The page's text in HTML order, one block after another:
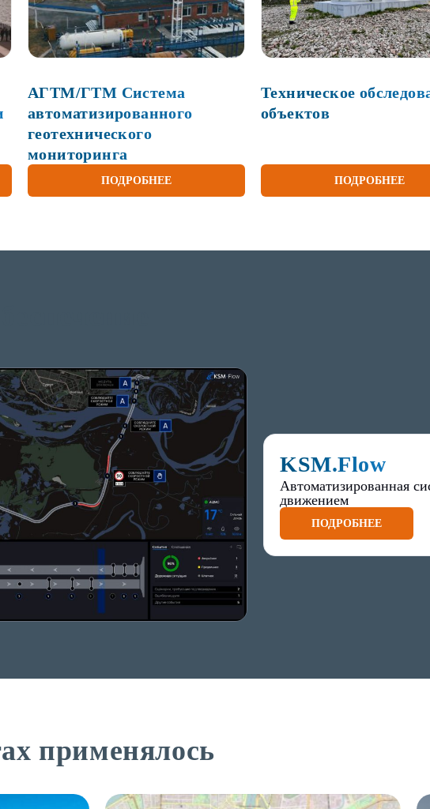
АГТМ/ГТМ Система
автоматизированного
геотехнического
мониторинга
ПОДРОБНЕЕ
Техническое
объектов
ПОДРОБНЕЕ
KSM.Flow
Автоматизированная
движением
ПОДРОБНЕЕ
применялось